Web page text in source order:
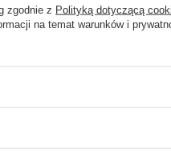
zgodnie z Polityką dotyczącą
na temat warunków i